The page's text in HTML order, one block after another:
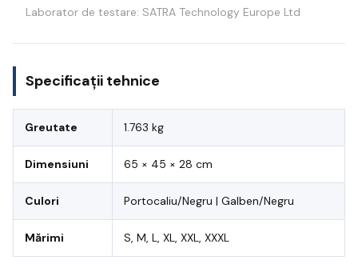
Laborator de testare: SATRA Technology Europe Ltd
Specificații tehnice
Greutate 1.763 kg
Dimensiuni 65 × 45 × 28 cm
Culori Portocaliu/Negru | Galben/Negru
Mărimi S, M, L, XL, XXL, XXXL